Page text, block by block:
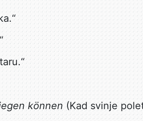
können (Kad svinje